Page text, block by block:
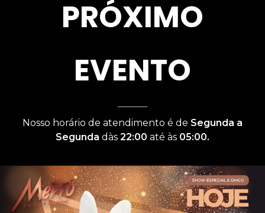
PRÓXIMO
EVENTO
Nosso horário de atendimento é de Segunda a
Segunda dàs 22:00 até às 05:00.